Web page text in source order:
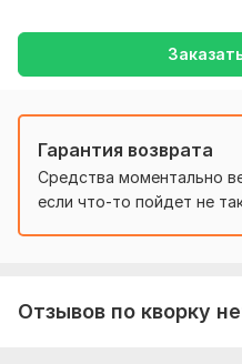
Гарантия возврата
Средства моментально
если что-то пойдет не
Отзывов по кворку